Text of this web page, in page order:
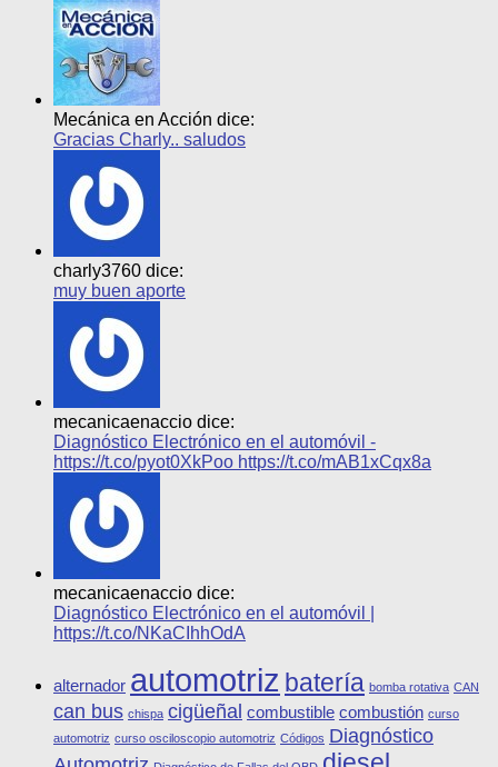
Mecánica en Acción dice:
Gracias Charly.. saludos
charly3760 dice:
muy buen aporte
mecanicaenaccio dice:
Diagnóstico Electrónico en el automóvil -
https://t.co/pyot0XkPoo https://t.co/mAB1xCqx8a
mecanicaenaccio dice:
Diagnóstico Electrónico en el automóvil |
https://t.co/NKaCIhhOdA
alternador automotriz batería bomba rotativa CAN
can bus chispa cigüeñal combustible combustión curso
automotriz curso osciloscopio automotriz Códigos Diagnóstico